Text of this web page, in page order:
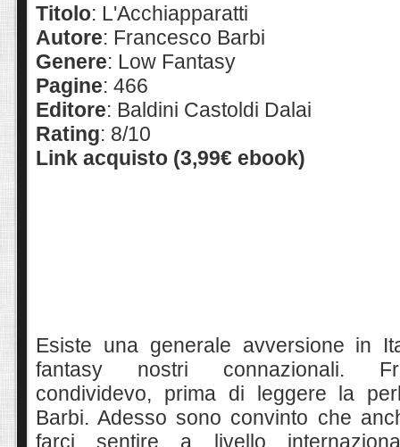
Titolo: L'Acchiapparatti
Autore: Francesco Barbi
Genere: Low Fantasy
Pagine: 466
Editore: Baldini Castoldi Dalai
Rating: 8/10
Link acquisto (3,99€ ebook)
Esiste una generale avversione in
fantasy nostri connazionali.
condividevo, prima di leggere la
Barbi. Adesso sono convinto che
farci sentire a livello